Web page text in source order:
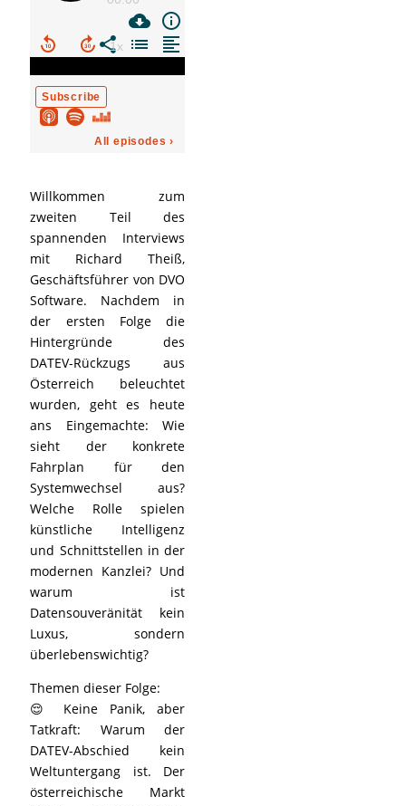
Willkommen zum
zweiten Teil des
spannenden Interviews
mit Richard Theiß,
Geschäftsführer von DVO
Software. Nachdem in
der ersten Folge die
Hintergründe des
DATEV-Rückzugs aus
Österreich beleuchtet
wurden, geht es heute
ans Eingemachte: Wie
sieht der konkrete
Fahrplan für den
Systemwechsel aus?
Welche Rolle spielen
künstliche Intelligenz
und Schnittstellen in der
modernen Kanzlei? Und
warum ist
Datensouveränität kein
Luxus, sondern
überlebenswichtig?
Themen dieser Folge:
😌 Keine Panik, aber
Tatkraft: Warum der
DATEV-Abschied kein
Weltuntergang ist. Der
österreichische Markt